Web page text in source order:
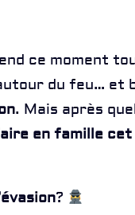
ce moment
du feu… et
. Mais après
en famille
?